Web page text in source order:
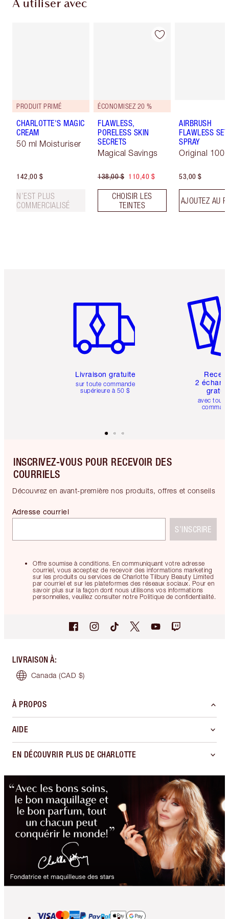
À utiliser avec
PRODUIT PRIMÉ
CHARLOTTE'S MAGIC
CREAM
50 ml Moisturiser
142,00 $
N’EST PLUS
COMMERCIALISÉ
ÉCONOMISEZ 20 %
FLAWLESS,
PORELESS SKIN
SECRETS
Magical Savings
138,00 $ 110,40 $
CHOISIR LES
TEINTES
AIRBRUSH
FLAWLESS
SPRAY
Original 100
53,00 $
AJOUTEZ AU
Livraison gratuite
sur toute commande
supérieure à 50 $
2
avec
INSCRIVEZ-VOUS POUR RECEVOIR DES
COURRIELS
Découvrez en avant-première nos produits, offres et conseils
Offre soumise à conditions. En communiquant votre adresse
courriel, vous acceptez de recevoir des informations marketing
sur les produits ou services de Charlotte Tilbury Beauty Limited
par courriel et sur les plateformes des réseaux sociaux. Pour en
savoir plus sur la façon dont nous utilisons vos informations
personnelles, veuillez consulter notre Politique de confidentialité.
Adresse courriel
S’INSCRIRE
LIVRAISON À:
Canada (CAD $)
À PROPOS
AIDE
EN DÉCOUVRIR PLUS DE CHARLOTTE